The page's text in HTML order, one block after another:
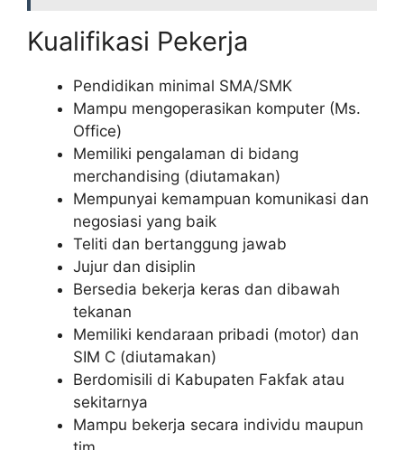
Kualifikasi Pekerja
Pendidikan minimal SMA/SMK
Mampu mengoperasikan komputer (Ms.
Office)
Memiliki pengalaman di bidang
merchandising (diutamakan)
Mempunyai kemampuan komunikasi dan
negosiasi yang baik
Teliti dan bertanggung jawab
Jujur dan disiplin
Bersedia bekerja keras dan dibawah
tekanan
Memiliki kendaraan pribadi (motor) dan
SIM C (diutamakan)
Berdomisili di Kabupaten Fakfak atau
sekitarnya
Mampu bekerja secara individu maupun